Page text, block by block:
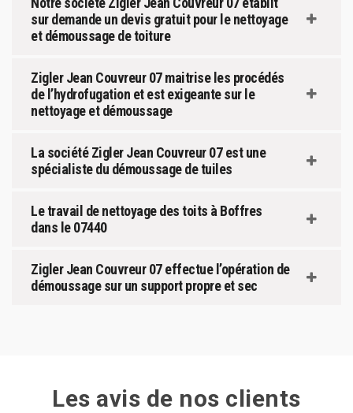
sur demande un devis gratuit pour le nettoyage
et démoussage de toiture
Zigler Jean Couvreur 07 maitrise les procédés
de l’hydrofugation et est exigeante sur le
nettoyage et démoussage
La société Zigler Jean Couvreur 07 est une
spécialiste du démoussage de tuiles
Le travail de nettoyage des toits à Boffres
dans le 07440
Zigler Jean Couvreur 07 effectue l’opération de
démoussage sur un support propre et sec
Les avis de nos clients